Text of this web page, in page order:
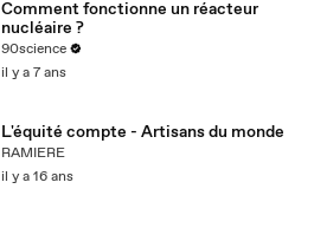
Comment fonctionne un réacteur
nucléaire ?
90science
il y a 7 ans
L'équité compte - Artisans du monde
RAMIERE
il y a 16 ans